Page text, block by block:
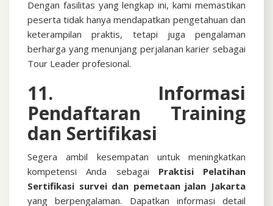
Dengan fasilitas yang lengkap ini, kami memastikan
peserta tidak hanya mendapatkan pengetahuan dan
keterampilan praktis, tetapi juga pengalaman
berharga yang menunjang perjalanan karier sebagai
Tour Leader profesional.
11. Informasi
Pendaftaran Training
dan Sertifikasi
Segera ambil kesempatan untuk meningkatkan
kompetensi Anda sebagai Praktisi Pelatihan
Sertifikasi survei dan pemetaan jalan Jakarta
yang berpengalaman. Dapatkan informasi detail